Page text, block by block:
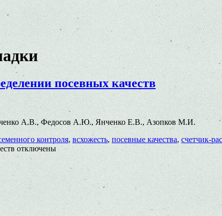
посевных качеств
А.В., Федосов А.Ю., Янченко Е.В., Азопков М.И.
контроля, всхожесть, посевные качества,счетчик-
отключены